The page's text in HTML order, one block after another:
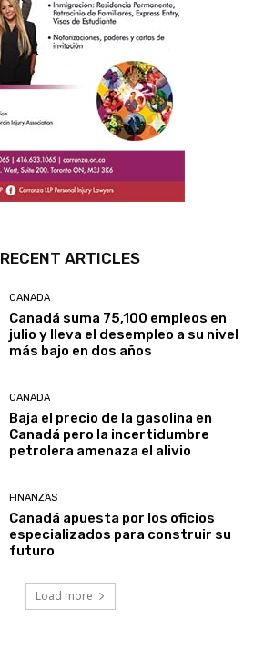
RECENT ARTICLES
CANADA
Canadá suma 75,100 empleos en
julio y lleva el desempleo a su nivel
más bajo en dos años
CANADA
Baja el precio de la gasolina en
Canadá pero la incertidumbre
petrolera amenaza el alivio
FINANZAS
Canadá apuesta por los oficios
especializados para construir su
futuro
Load more